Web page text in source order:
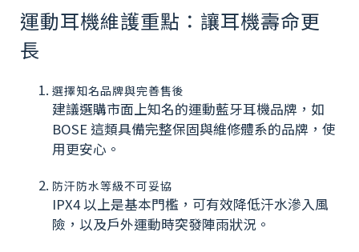
運動耳機維護重點：讓耳機壽命更
長
選擇知名品牌與完善售後
建議選購市面上知名的運動藍牙耳機品牌，如
BOSE 這類具備完整保固與維修體系的品牌，使
用更安心。
防汗防水等級不可妥協
IPX4 以上是基本門檻，可有效降低汗水滲入風
險，以及戶外運動時突發陣雨狀況。